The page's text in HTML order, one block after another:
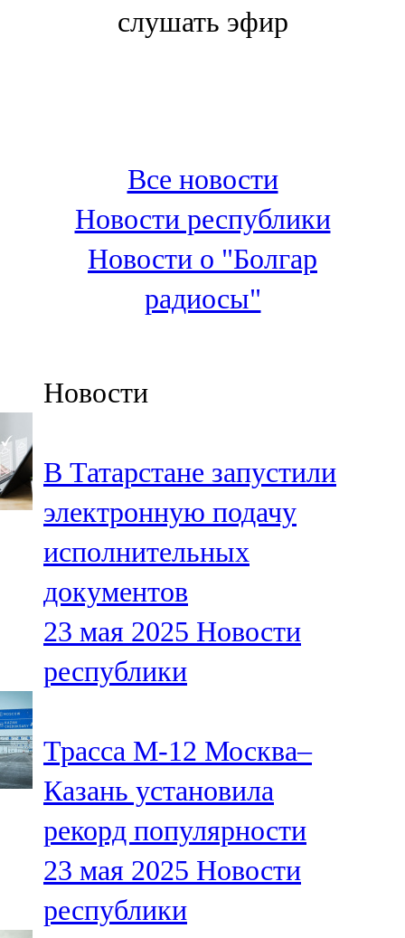
100,3 FM
Зәй
106,6 FM
Кадыбаш
105,2 FM
91,5 FM
106,1 FM
Кама тамагы
71,51 FM
Кукмара
107,9 FM
Лениногорский
Мамадыш
106,2 FM
Минзәлә
107,3 FM
Мөслим
слушать эфир
Все новости
Новости республики
Новости о "Болгар
радиосы"
Новости
В Татарстане запустили
электронную подачу
исполнительных
документов
23 мая 2025 Новости
республики
Трасса М-12 Москва–
Казань установила
рекорд популярности
23 мая 2025 Новости
республики